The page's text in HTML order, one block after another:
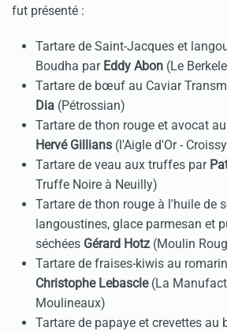
fut présenté :
Tartare de Saint-Jacques et
Boudha par Eddy Abon (Le
Tartare de bœuf au Caviar
Dia (Pétrossian)
Tartare de thon rouge et avocat
Hervé Gillians (l'Aigle d'Or -
Tartare de veau aux truffes par
Truffe Noire à Neuilly)
Tartare de thon rouge à l'huile de
langoustines, glace parmesan et
séchées Gérard Hotz (Moulin
Tartare de fraises-kiwis au
Christophe Lebascle(La
Moulineaux)
Tartare de papaye et crevettes au